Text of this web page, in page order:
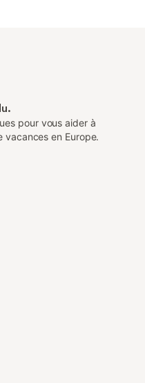
pour vous aider à
vacances en Europe.